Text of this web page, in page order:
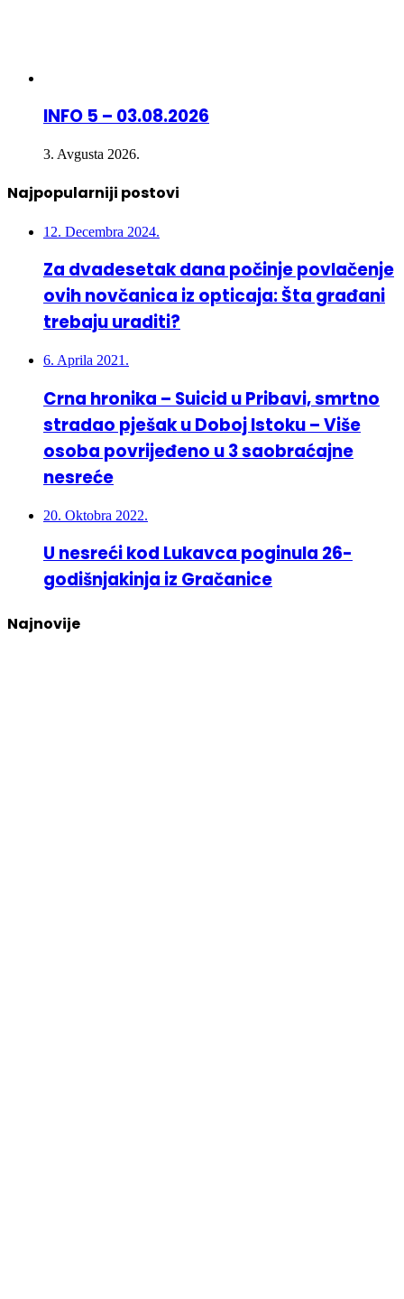
INFO 5 – 03.08.2026
3. Avgusta 2026.
Najpopularniji postovi
12. Decembra 2024.
Za dvadesetak dana počinje povlačenje
ovih novčanica iz opticaja: Šta građani
trebaju uraditi?
6. Aprila 2021.
Crna hronika – Suicid u Pribavi, smrtno
stradao pješak u Doboj Istoku – Više
osoba povrijeđeno u 3 saobraćajne
nesreće
20. Oktobra 2022.
U nesreći kod Lukavca poginula 26-
godišnjakinja iz Gračanice
Najnovije